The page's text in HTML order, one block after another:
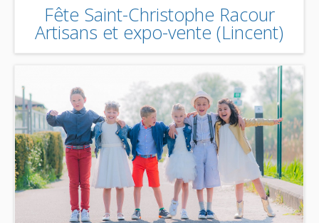
Fête Saint-Christophe Racour
Artisans et expo-vente (Lincent)